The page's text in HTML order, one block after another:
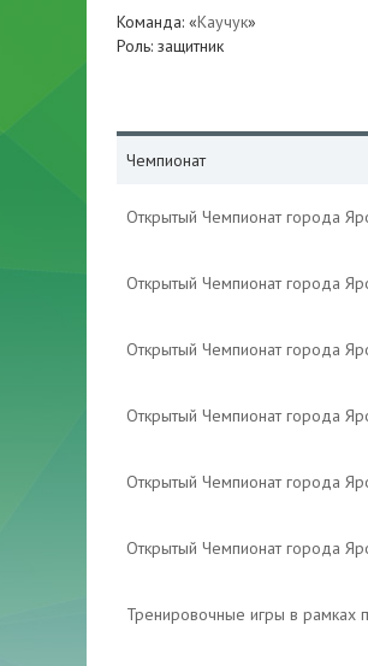
Команда: «Каучук»
Роль: защитник
Чемпионат
Открытый Чемпионат города
Открытый Чемпионат города
Открытый Чемпионат города
Открытый Чемпионат города
Открытый Чемпионат города
Открытый Чемпионат города
Тренировочные игры в рамках